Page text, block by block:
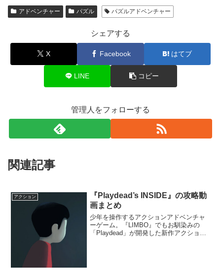
アドベンチャー パズル パズルアドベンチャー
シェアする
X Facebook はてブ
LINE コピー
管理人をフォローする
関連記事
アクション
『Playdead’s INSIDE』の攻略動
画まとめ
少年を操作するアクションアドベンチャ
ーゲーム。『LIMBO』でもお馴染みの
「Playdead」が開発した新作アクション